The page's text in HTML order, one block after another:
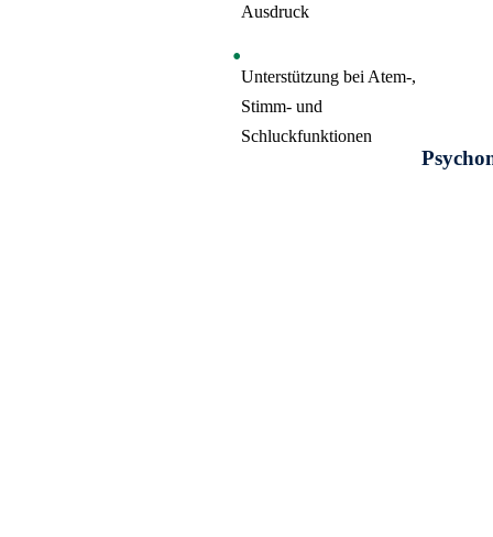
Ausdruck
Unterstützung bei Atem-,
Stimm- und
Schluckfunktionen